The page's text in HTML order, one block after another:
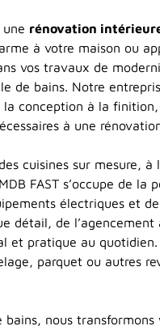
une rénovation
à votre maison ou
vos travaux de
de bains. Notre
conception à la finition,
à une
cuisines sur mesure,
FAST s’occupe de la
électriques et
détail, de
et pratique au
parquet ou autres
bains, nous